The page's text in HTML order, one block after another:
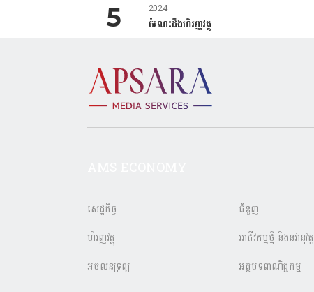
2024
ចំណេះដឹងហិរញ្ញវត្ថុ
សេដ្ឋកិច្ច
ហិរញ្ញវត្ថុ
អចលនទ្រព្យ
ជំនួញ
អាជីវកម្មថ្មី និងនវានុវត្ត
អត្ថបទពាណិជ្ជកម្ម